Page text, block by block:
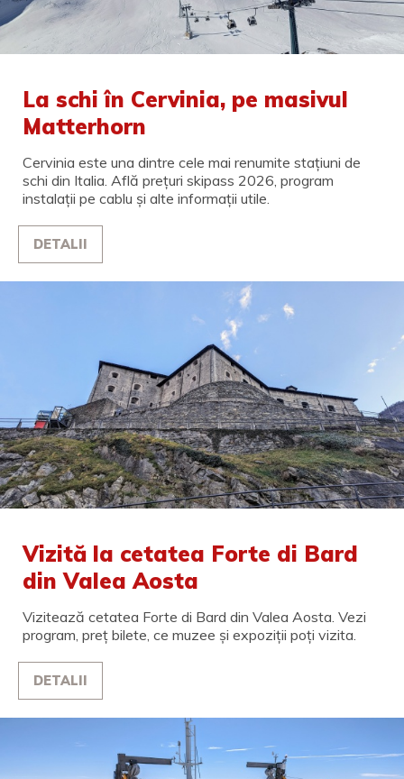
La schi în Cervinia, pe masivul
Matterhorn
Cervinia este una dintre cele mai renumite stațiuni de
schi din Italia. Află prețuri skipass 2026, program
instalații pe cablu și alte informații utile.
DETALII
Vizită la cetatea Forte di Bard
din Valea Aosta
Vizitează cetatea Forte di Bard din Valea Aosta. Vezi
program, preț bilete, ce muzee și expoziții poți vizita.
DETALII